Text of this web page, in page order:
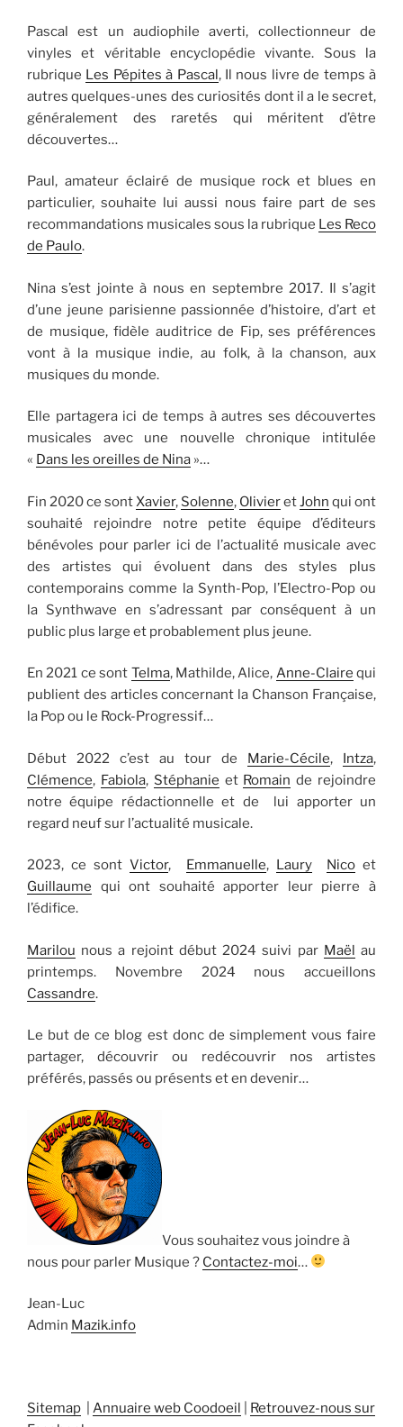
Pascal est un audiophile averti, collectionneur de
vinyles et véritable encyclopédie vivante. Sous la
rubrique Les Pépites à Pascal, Il nous livre de temps à
autres quelques-unes des curiosités dont il a le secret,
généralement des raretés qui méritent d’être
découvertes…
Paul, amateur éclairé de musique rock et blues en
particulier, souhaite lui aussi nous faire part de ses
recommandations musicales sous la rubrique Les Reco
de Paulo.
Nina s’est jointe à nous en septembre 2017. Il s’agit
d’une jeune parisienne passionnée d’histoire, d’art et
de musique, fidèle auditrice de Fip, ses préférences
vont à la musique indie, au folk, à la chanson, aux
musiques du monde.
Elle partagera ici de temps à autres ses découvertes
musicales avec une nouvelle chronique intitulée
« Dans les oreilles de Nina »…
Fin 2020 ce sont Xavier, Solenne, Olivieret John qui ont
souhaité rejoindre notre petite équipe d’éditeurs
bénévoles pour parler ici de l’actualité musicale avec
des artistes qui évoluent dans des styles plus
contemporains comme la Synth-Pop, l’Electro-Pop ou
la Synthwave en s’adressant par conséquent à un
public plus large et probablement plus jeune.
En 2021 ce sont Telma, Mathilde, Alice, Anne-Claire qui
publient des articles concernant la Chanson Française,
la Pop ou le Rock-Progressif…
Début 2022 c’est au tour de Marie-Cécile, Intza,
Clémence, Fabiola, Stéphanie et Romain de rejoindre
notre équipe rédactionnelle et de lui apporter un
regard neuf sur l’actualité musicale.
2023, ce sontVictor, Emmanuelle, Laury Nicoet
Guillaume qui ont souhaité apporter leur pierre à
l’édifice.
Marilou nous a rejoint début 2024 suivi par Maël au
printemps. Novembre 2024 nous accueillons
Cassandre.
Le but de ce blog est donc de simplement vous faire
partager, découvrir ou redécouvrir nos artistes
préférés, passés ou présents et en devenir…
Vous souhaitez vous joindre à
nous pour parler Musique ? Contactez-moi…
Jean-Luc
Admin Mazik.info
Sitemap Annuaire web Coodoeil
Retrouvez-nous sur